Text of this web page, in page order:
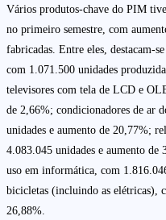
Vários produtos-chave do PIM
no primeiro semestre, com
fabricadas. Entre eles, destacam-
com 1.071.500 unidades
televisores com tela de LCD e
de 2,66%; condicionadores de ar
unidades e aumento de 20,77%;
4.083.045 unidades e aumento
uso em informática, com
bicicletas (incluindo as elétricas),
26,88%.